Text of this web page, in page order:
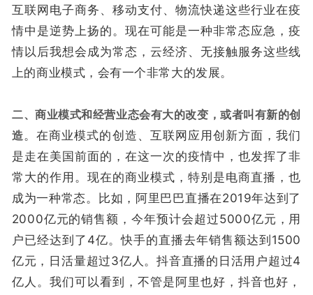
互联网电子商务、移动支付、物流快递这些行业在疫
情中是逆势上扬的。现在可能是一种非常态应急，疫
情以后我想会成为常态，云经济、无接触服务这些线
上的商业模式，会有一个非常大的发展。
二、商业模式和经营业态会有大的改变，或者叫有新的创
造。在商业模式的创造、互联网应用创新方面，我们
是走在美国前面的，在这一次的疫情中，也发挥了非
常大的作用。现在的商业模式，特别是电商直播，也
成为一种常态。比如，阿里巴巴直播在2019年达到了
2000亿元的销售额，今年预计会超过5000亿元，用
户已经达到了4亿。快手的直播去年销售额达到1500
亿元，日活量超过3亿人。抖音直播的日活用户超过4
亿人。我们可以看到，不管是阿里也好，抖音也好，